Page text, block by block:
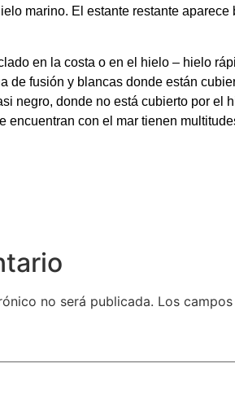
marino. El estante restante
en la costa o en el hielo – hielo
de fusión y blancas donde están
negro, donde no está cubierto por el
encuentran con el mar tienen
no será publicada. Los